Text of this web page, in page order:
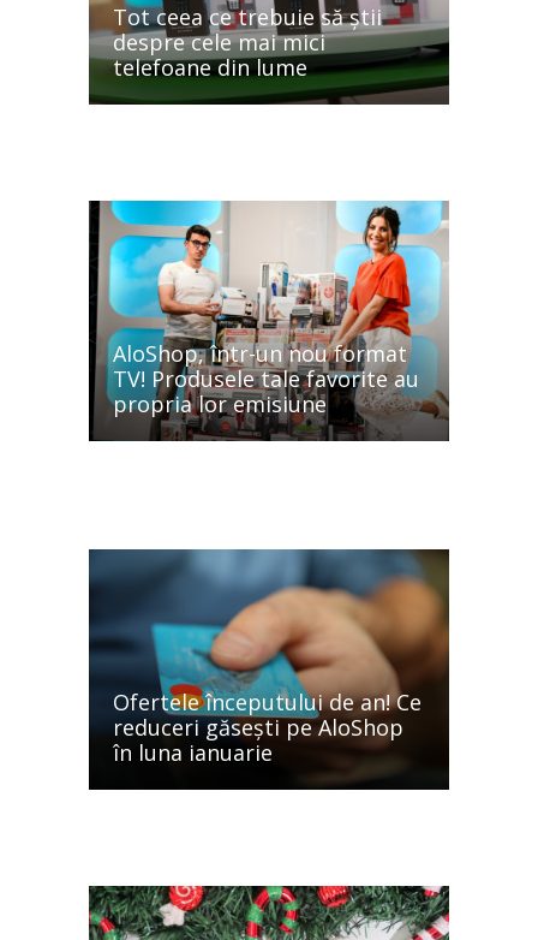
Tot ceea ce trebuie să știi
despre cele mai mici
telefoane din lume
AloShop, într-un nou format
TV! Produsele tale favorite au
propria lor emisiune
Ofertele începutului de an! Ce
reduceri găsești pe AloShop
în luna ianuarie